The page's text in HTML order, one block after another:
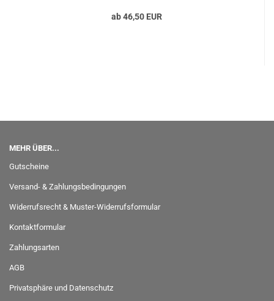
ab 46,50 EUR
MEHR ÜBER...
Gutscheine
Versand- & Zahlungsbedingungen
Widerrufsrecht & Muster-Widerrufsformular
Kontaktformular
Zahlungsarten
AGB
Privatsphäre und Datenschutz